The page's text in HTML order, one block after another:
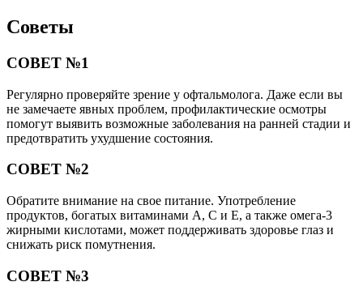
Советы
СОВЕТ №1
Регулярно проверяйте зрение у офтальмолога. Даже если вы
не замечаете явных проблем, профилактические осмотры
помогут выявить возможные заболевания на ранней стадии и
предотвратить ухудшение состояния.
СОВЕТ №2
Обратите внимание на свое питание. Употребление
продуктов, богатых витаминами A, C и E, а также омега-3
жирными кислотами, может поддерживать здоровье глаз и
снижать риск помутнения.
СОВЕТ №3